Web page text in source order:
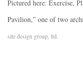
Pictured here: Exercise,
Pavilion,” one of two
site design group, ltd.